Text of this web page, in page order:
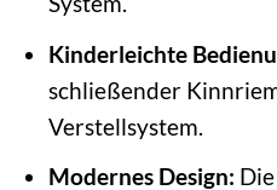
Kinderleichte
schließender
Verstellsystem.
Modernes Design: